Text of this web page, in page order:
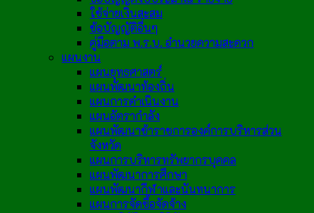
ใช้จ่ายเงินสะสม
ข้อบัญญัติอื่นๆ
คู่มือตาม พ.ร.บ. อำนวยความสะดวก
แผนงาน
แผนยุทธศาสตร์
แผนพัฒนาท้องถิ่น
แผนการดำเนินงาน
แผนอัตรากำลัง
แผนพัฒนาข้าราชการองค์การบริหารส่วน
จังหวัด
แผนการบริหารทรัพยากรบุคคล
แผนพัฒนาการศึกษา
แผนพัฒนากีฬาและนันทนาการ
แผนการจัดซื้อจัดจ้าง